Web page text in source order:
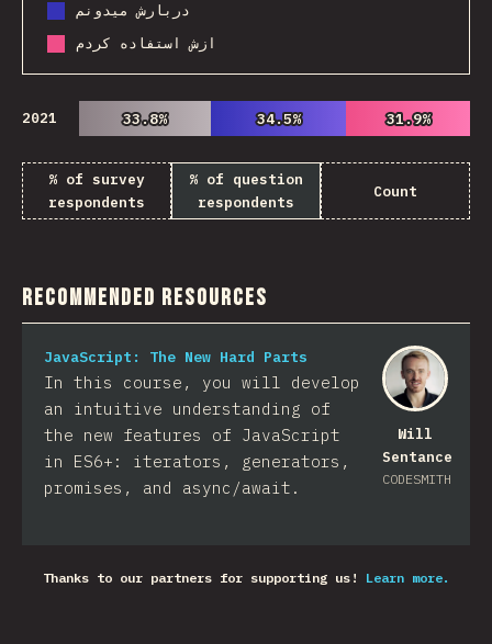
دربارش میدونم
ازش استفاده کردم
2021 33.8%
33.8% 34.5%
34.5% 31.9%
31.9%
% of survey
respondents
% of question
respondents
Count
Recommended Resources
Will
Sentance
CODESMITH
JavaScript: The New Hard Parts
In this course, you will develop
an intuitive understanding of
the new features of JavaScript
in ES6+: iterators, generators,
promises, and async/await.
Thanks to our partners for supporting us! Learn more.